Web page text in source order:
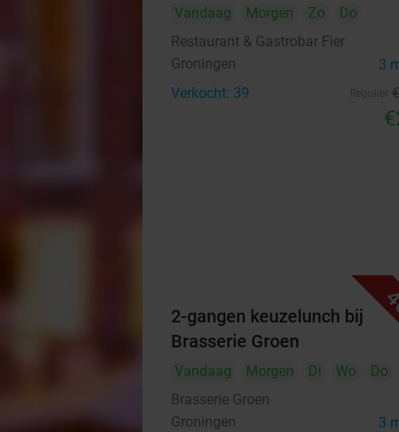
Vandaag Morgen Zo
Do
Restaurant & Gastrobar Fier
Groningen 3
Verkocht: 39
2-gangen keuzelunch bij
Brasserie Groen
Vandaag Morgen Di Wo
Do
Brasserie Groen
Groningen 3